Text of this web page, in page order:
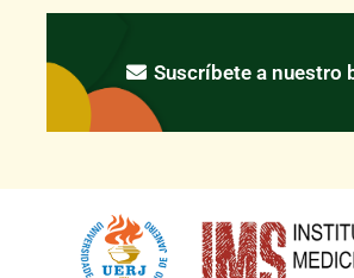
Suscríbete a nuestro